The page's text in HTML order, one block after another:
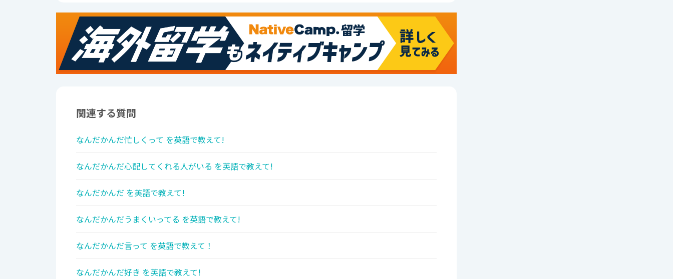
関連する質問
なんだかんだ忙しくって を英語で教えて!
なんだかんだ心配してくれる人がいる を英語で教えて!
なんだかんだ を英語で教えて!
なんだかんだうまくいってる を英語で教えて!
なんだかんだ言って を英語で教えて！
なんだかんだ好き を英語で教えて!